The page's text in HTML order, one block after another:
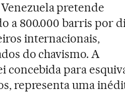
pretende
a 800.000 barris por
internacionais,
do chavismo. A
concebida para
representa uma